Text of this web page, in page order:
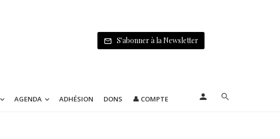
S'abonner à la Newsletter
AGENDA ADHÉSION DONS 👤 COMPTE